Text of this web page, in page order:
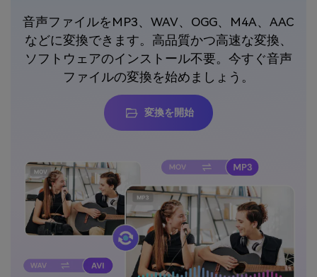
音声ファイルをMP3、WAV、OGG、M4A、AAC
などに変換できます。高品質かつ高速な変換、
ソフトウェアのインストール不要。今すぐ音声
ファイルの変換を始めましょう。
変換を開始